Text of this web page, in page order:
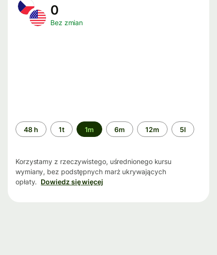
0
Bez zmian
Przedział
czasu
48 h 1t 1m 6m 12m 5l
Korzystamy z rzeczywistego, uśrednionego kursu
wymiany, bez podstępnych marż ukrywających
opłaty. Dowiedz się więcej